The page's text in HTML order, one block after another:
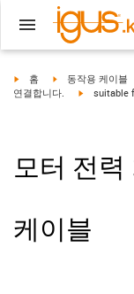
igus-icon-arrow-right
홈 igus-icon-arrow-
동작용 케이블
연결합니다.
igus-icon-
suitable
모터 전
케이블